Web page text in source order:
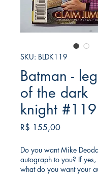
SKU: BLDK119
Batman -
of the dark
knight #119
R$ 155,00Preço
Do you want Mike
autograph to you? If yes,
what do you want your